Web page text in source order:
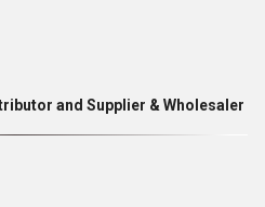
and Supplier & Wholesaler